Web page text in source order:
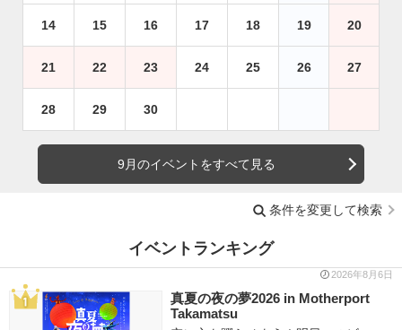
14 15 16 17 18 19 20
21 22 23 24 25 26 27
28 29 30
9月のイベントをすべて見る
条件を変更して検索
イベントランキング
2026年8月6日
真夏の夜の夢2026 in Motherport
Takamatsu